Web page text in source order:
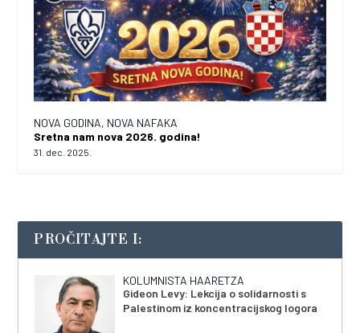
NOVA GODINA, NOVA NAFAKA
Sretna nam nova 2026. godina!
31. dec. 2025.
PROČITAJTE I:
KOLUMNISTA HAARETZA
Gideon Levy: Lekcija o solidarnosti s
Palestinom iz koncentracijskog logora